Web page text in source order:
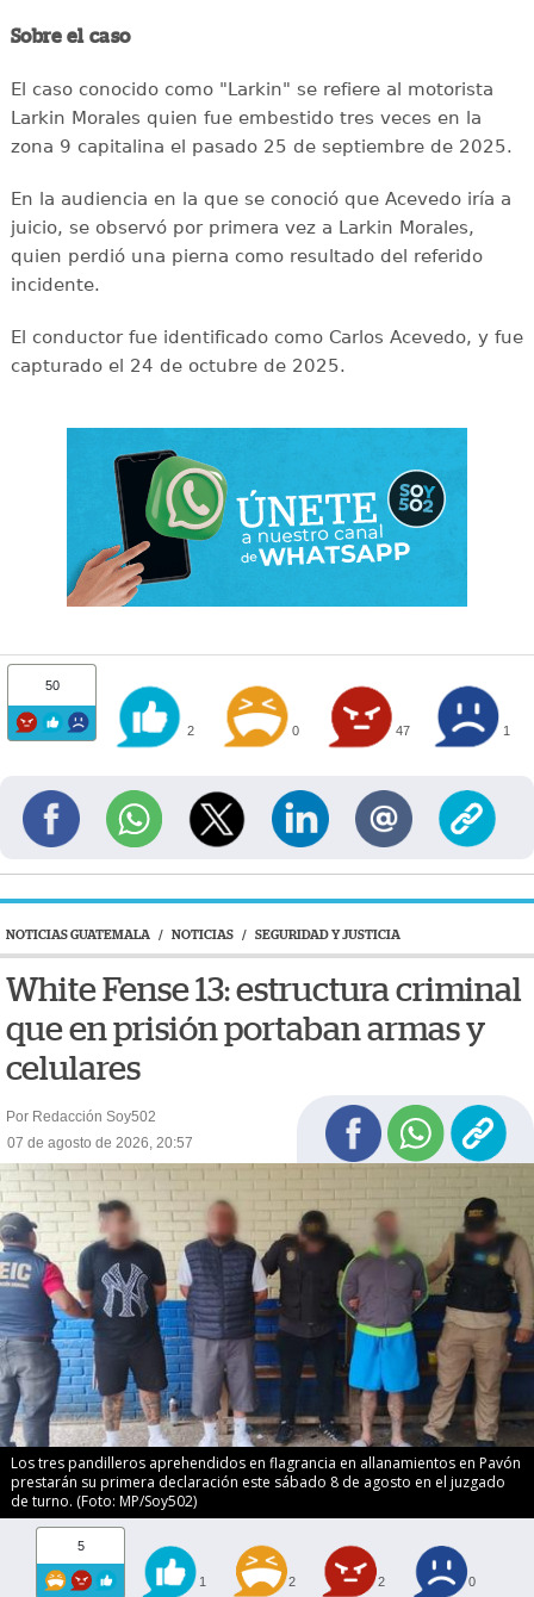
Sobre el caso
El caso conocido como "Larkin" se refiere al motorista
Larkin Morales quien fue embestido tres veces en la
zona 9 capitalina el pasado 25 de septiembre de 2025.
En la audiencia en la que se conoció que Acevedo iría a
juicio, se observó por primera vez a Larkin Morales,
quien perdió una pierna como resultado del referido
incidente.
El conductor fue identificado como Carlos Acevedo, y fue
capturado el 24 de octubre de 2025.
50
2 0 47 1
NOTICIAS GUATEMALA / NOTICIAS / SEGURIDAD Y JUSTICIA
White Fense 13: estructura criminal
que en prisión portaban armas y
celulares
Por Redacción Soy502
07 de agosto de 2026, 20:57
Los tres pandilleros aprehendidos en flagrancia en allanamientos en Pavón
prestarán su primera declaración este sábado 8 de agosto en el juzgado
de turno. (Foto: MP/Soy502)
5
1 2 2 0